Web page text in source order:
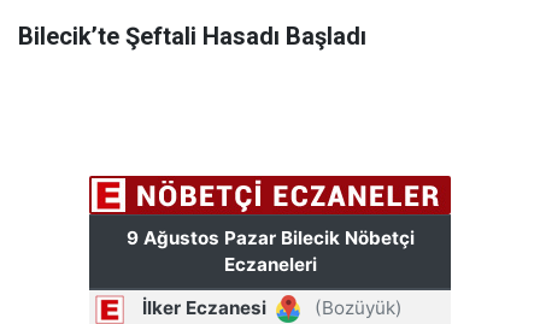
Bilecik’te Şeftali Hasadı Başladı